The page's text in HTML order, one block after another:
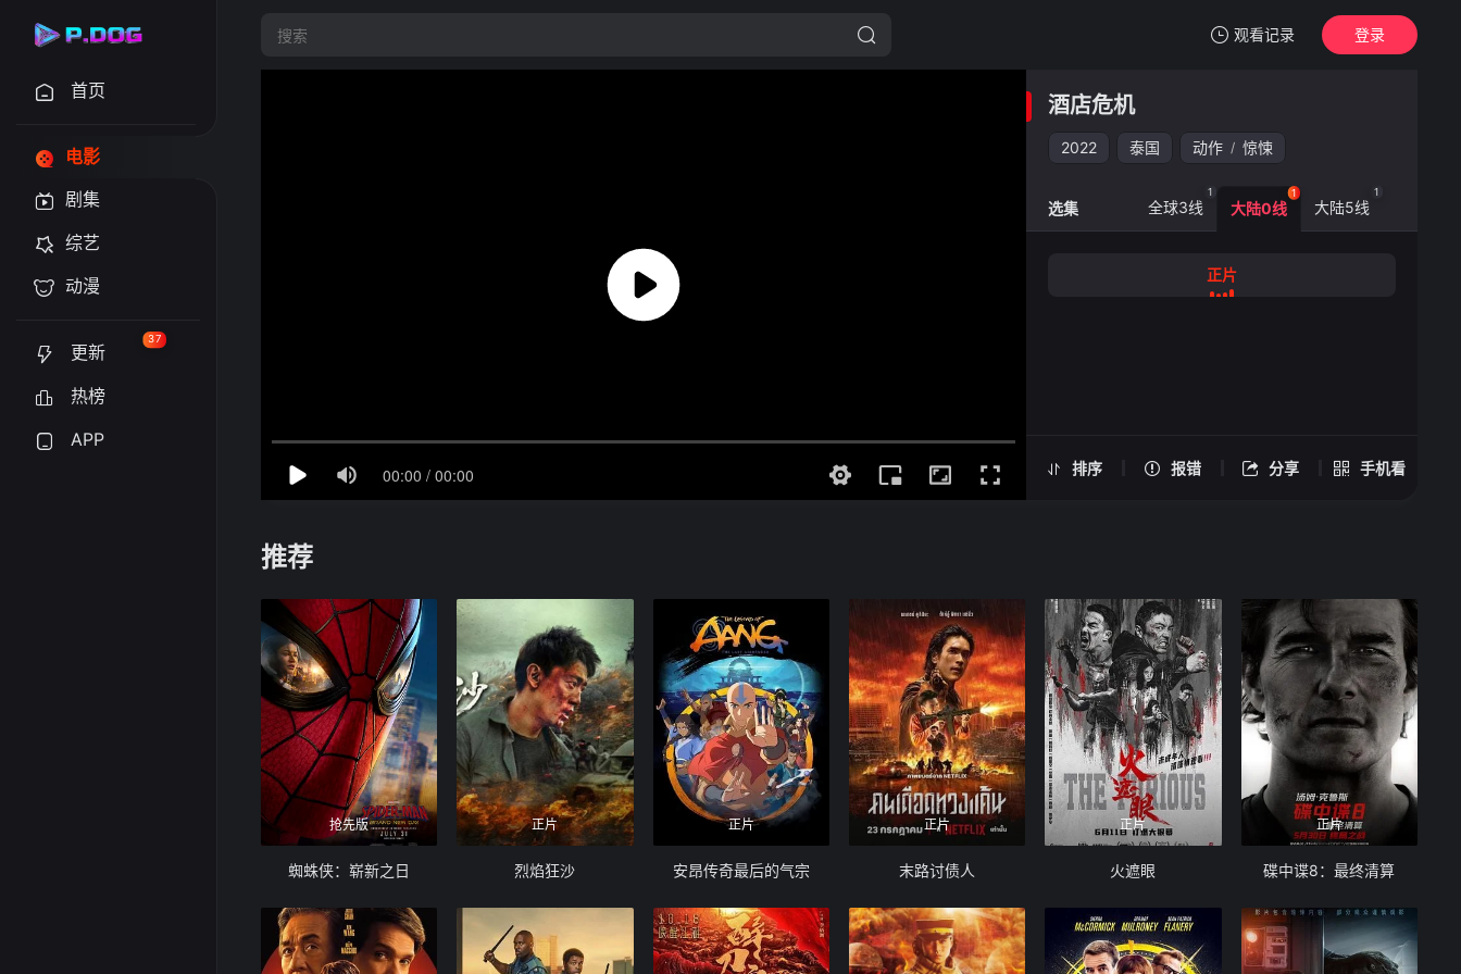
观看记录
我的观影记录
正片
酒店危机
登录
首页
电影
剧集
综艺
动漫
更新
37
热榜
APP
酒店危机
2022 泰国 动作 / 惊悚
排序 报错 分享 手机看
酒店危机 -正片
手机扫一扫继续看
选集 全球3线
1
大陆0线
1
大陆5线
1
正片
推荐
抢先版
蜘蛛侠：崭新之日
正片
烈焰狂沙
正片
安昂传奇最后的气宗
正片
末路讨债人
正片
火遮眼
正片
碟中谍8：最终清算